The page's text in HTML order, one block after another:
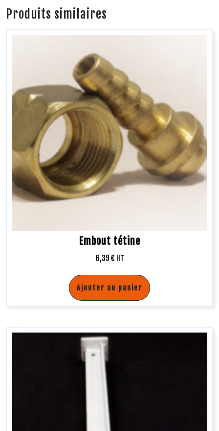
Produits similaires
Embout tétine
6,39 € HT
Ajouter au panier